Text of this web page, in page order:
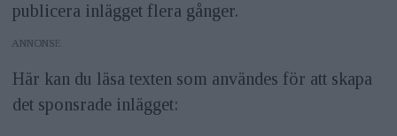
publicera inlägget flera gånger.
ANNONS
Här kan du läsa texten som användes för att skapa
det sponsrade inlägget: